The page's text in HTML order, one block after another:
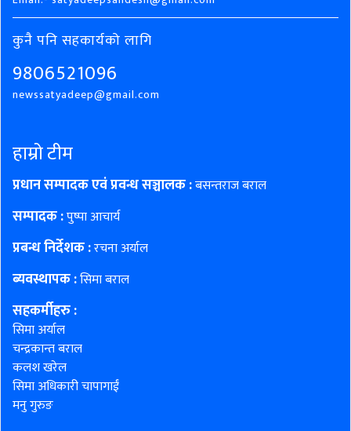
कुनै पनि सहकार्यको लागि
9806521096
newssatyadeep@gmail.com
हाम्रो टीम
प्रधान सम्पादक एवं प्रवन्ध सञ्चालक :बसन्तराज बराल
सम्पादक :पुष्पा आचार्य
प्रबन्ध निर्देशक :रचना अर्याल
ब्यवस्थापक :सिमा बराल
सहकर्मीहरु:
सिमा अर्याल
चन्द्रकान्त बराल
कलश खरेल
सिमा अधिकारी चापागाईं
मनु गुरुङ